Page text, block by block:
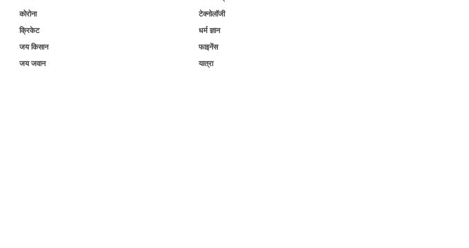
कोरोना
क्रिकेट
जय किसान
जय जवान
टेक्नोलॉजी
धर्म ज्ञान
फाइनेंस
यात्रा